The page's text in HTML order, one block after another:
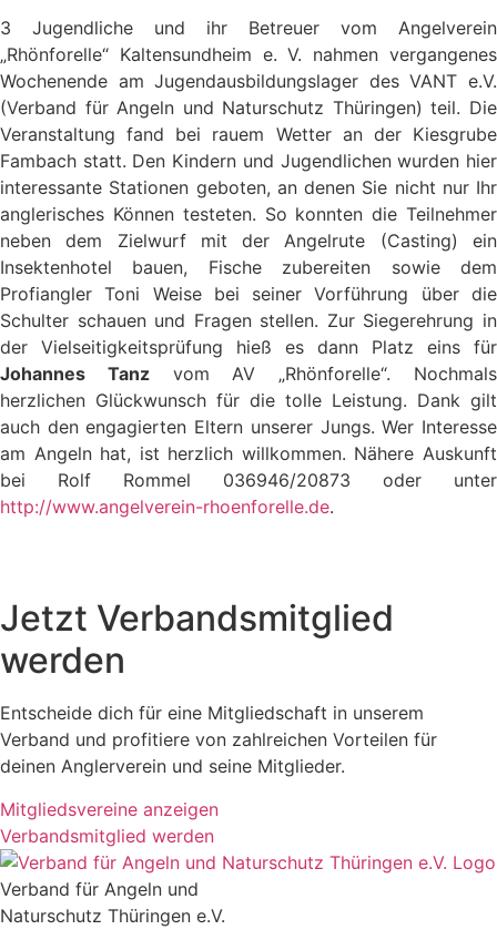
3 Jugendliche und ihr Betreuer vom Angelverein
„Rhönforelle“ Kaltensundheim e. V. nahmen vergangenes
Wochenende am Jugendausbildungslager des VANT e.V.
(Verband für Angeln und Naturschutz Thüringen) teil. Die
Veranstaltung fand bei rauem Wetter an der Kiesgrube
Fambach statt. Den Kindern und Jugendlichen wurden hier
interessante Stationen geboten, an denen Sie nicht nur Ihr
anglerisches Können testeten. So konnten die Teilnehmer
neben dem Zielwurf mit der Angelrute (Casting) ein
Insektenhotel bauen, Fische zubereiten sowie dem
Profiangler Toni Weise bei seiner Vorführung über die
Schulter schauen und Fragen stellen. Zur Siegerehrung in
der Vielseitigkeitsprüfung hieß es dann Platz eins für
Johannes Tanzvom AV „Rhönforelle“. Nochmals
herzlichen Glückwunsch für die tolle Leistung. Dank gilt
auch den engagierten Eltern unserer Jungs. Wer Interesse
am Angeln hat, ist herzlich willkommen. Nähere Auskunft
bei Rolf Rommel 036946/20873 oder unter
http://www.angelverein-rhoenforelle.de.
Jetzt Verbandsmitglied
werden
Entscheide dich für eine Mitgliedschaft in unserem
Verband und profitiere von zahlreichen Vorteilen für
deinen Anglerverein und seine Mitglieder.
Mitgliedsvereine anzeigen
Verbandsmitglied werden
Verband für Angeln und
Naturschutz Thüringen e.V.